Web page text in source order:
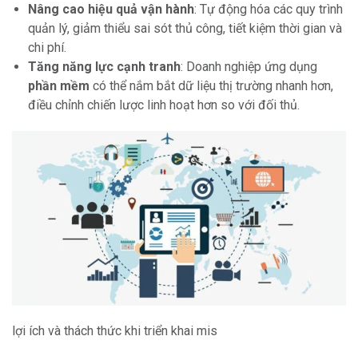
Nâng cao hiệu quả vận hành: Tự động hóa các quy trình
quản lý, giảm thiểu sai sót thủ công, tiết kiệm thời gian và
chi phí.
Tăng năng lực cạnh tranh: Doanh nghiệp ứng dụng
phần mềm có thể nắm bắt dữ liệu thị trường nhanh hơn,
điều chỉnh chiến lược linh hoạt hơn so với đối thủ.
lợi ích và thách thức khi triển khai mis